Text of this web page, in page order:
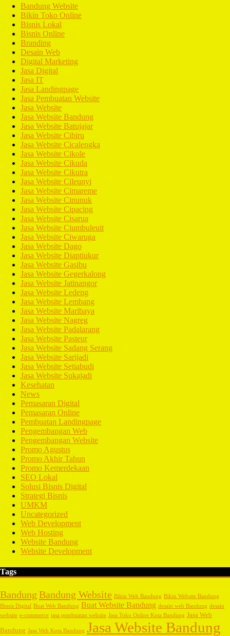
Bandung Website
Bikin Toko Online
Bisnis Lokal
Bisnis Online
Branding
Desain Web
Digital Marketing
Jasa Digital
Jasa IT
Jasa Landingpage
Jasa Pembuatan Website
Jasa Website
Jasa Website Bandung
Jasa Website Batujajar
Jasa Website Cibiru
Jasa Website Cicalengka
Jasa Website Cikole
Jasa Website Cikuda
Jasa Website Cikutra
Jasa Website Cileunyi
Jasa Website Cimareme
Jasa Website Cinunuk
Jasa Website Cipacing
Jasa Website Cisarua
Jasa Website Ciumbuleuit
Jasa Website Ciwaruga
Jasa Website Dago
Jasa Website Diaptiukur
Jasa Website Gasibu
Jasa Website Gegerkalong
Jasa Website Jatinangor
Jasa Website Ledeng
Jasa Website Lembang
Jasa Website Maribaya
Jasa Website Nagreg
Jasa Website Padalarang
Jasa Website Pasteur
Jasa Website Sadang Serang
Jasa Website Sarijadi
Jasa Website Setiabudi
Jasa Website Sukajadi
Kesehatan
News
Pemasaran Digital
Pemasaran Online
Pembuatan Landingpage
Pengembangan Web
Pengembangan Website
Promo Agustus
Promo Akhir Tahun
Promo Kemerdekaan
SEO Lokal
Solusi Bisnis Digital
Strategi Bisnis
UMKM
Uncategorized
Web Development
Web Hosting
Website Bandung
Website Development
Tags
Bandung Bandung Website Bikin Web Bandung Bikin Website Bandung
Bisnis Digital Buat Web Bandung Buat Website Bandung desain web Bandung desain
website e-commerce jasa pembuatan website Jasa Toko Online Kota Bandung Jasa Web
Bandung Jasa Web Kota Bandung Jasa Website Bandung